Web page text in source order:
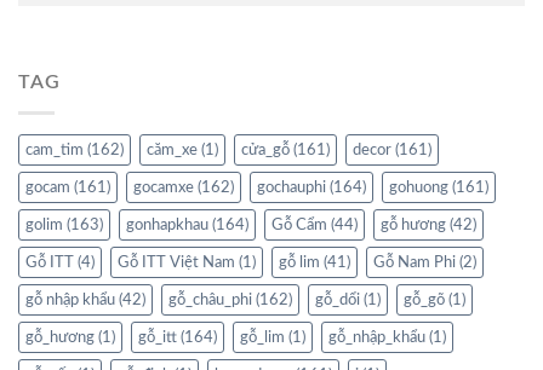
TAG
cam_tim (162) căm_xe (1) cửa_gỗ (161) decor (161)
gocam (161) gocamxe (162) gochauphi (164) gohuong (161)
golim (163) gonhapkhau (164) Gỗ Cẩm (44) gỗ hương (42)
Gỗ ITT (4) Gỗ ITT Việt Nam (1) gỗ lim (41) Gỗ Nam Phi (2)
gỗ nhập khẩu (42) gỗ_châu_phi (162) gỗ_dổi (1) gỗ_gõ (1)
gỗ_hương (1) gỗ_itt (164) gỗ_lim (1) gỗ_nhập_khẩu (1)